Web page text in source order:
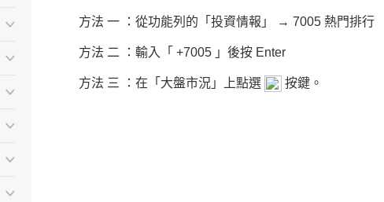
方法 一 ：從功能列的「投資情報」 → 7005 熱門排行
方法 二 ：輸入「 +7005 」後按 Enter
方法 三 ：在「大盤市況」上點選 按鍵。